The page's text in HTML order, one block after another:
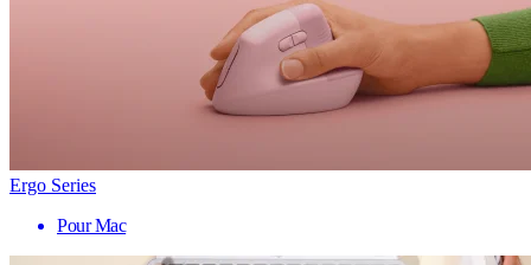
Ergo Series
Pour Mac